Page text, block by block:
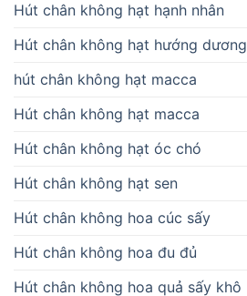
Hút chân không hạt hạnh nhân
Hút chân không hạt hướng dương
hút chân không hạt macca
Hút chân không hạt macca
Hút chân không hạt óc chó
Hút chân không hạt sen
Hút chân không hoa cúc sấy
Hút chân không hoa đu đủ
Hút chân không hoa quả sấy khô